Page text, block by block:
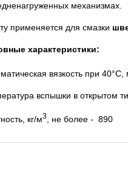
механизмах.
применяется для смазки
характеристики:
вязкость при
вспышки в открытом
кг/м3, не